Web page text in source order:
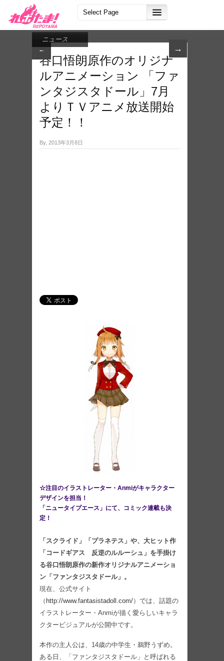
← →
ニュース
谷口悟朗原作のオリジナ
ルアニメーション 「ファ
ンタジスタドール」7月
よりＴＶアニメ放送開始
予定！！
By, 2013年3月8日
☆注目のイラストレーター・Anmiがキャラクター
デザインを担当！
「ニュータイプエース」にて、コミック連載も決
定！
「スクライド」「プラネテス」や、大ヒット作
「コードギアス 反逆のルルーシュ」を手掛け
る谷口悟朗原作の新作オリジナルアニメーショ
ン「ファンタジスタドール」。
現在、公式サイト
（ http://www.fantasistadoll.com/）では、話題の
イラストレーター・Anmiが描く愛らしいキャラ
クタービジュアルが公開中です。
本作の主人公は、14歳の中学生・鵜野うずめ。
ある日、「ファンタジスタドール」と呼ばれる